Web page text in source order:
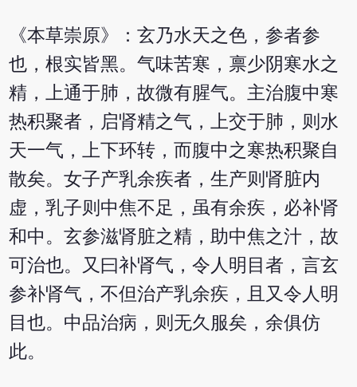
《本草崇原》：玄乃水天之色，参者参
也，根实皆黑。气味苦寒，禀少阴寒水之
精，上通于肺，故微有腥气。主治腹中寒
热积聚者，启肾精之气，上交于肺，则水
天一气，上下环转，而腹中之寒热积聚自
散矣。女子产乳余疾者，生产则肾脏内
虚，乳子则中焦不足，虽有余疾，必补肾
和中。玄参滋肾脏之精，助中焦之汁，故
可治也。又曰补肾气，令人明目者，言玄
参补肾气，不但治产乳余疾，且又令人明
目也。中品治病，则无久服矣，余俱仿
此。